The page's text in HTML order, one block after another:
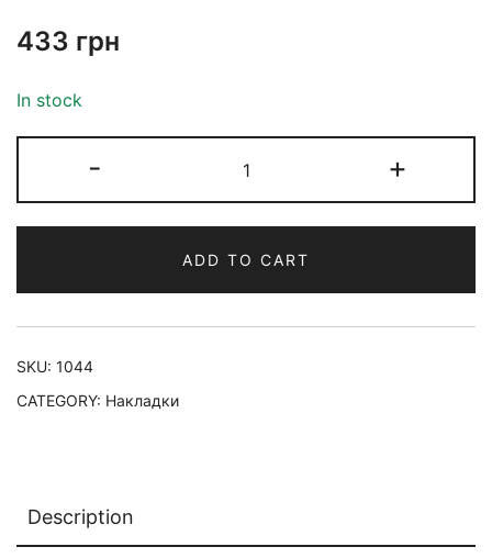
433 грн
In stock
- +
ADD TO CART
SKU: 1044
CATEGORY: Накладки
Description